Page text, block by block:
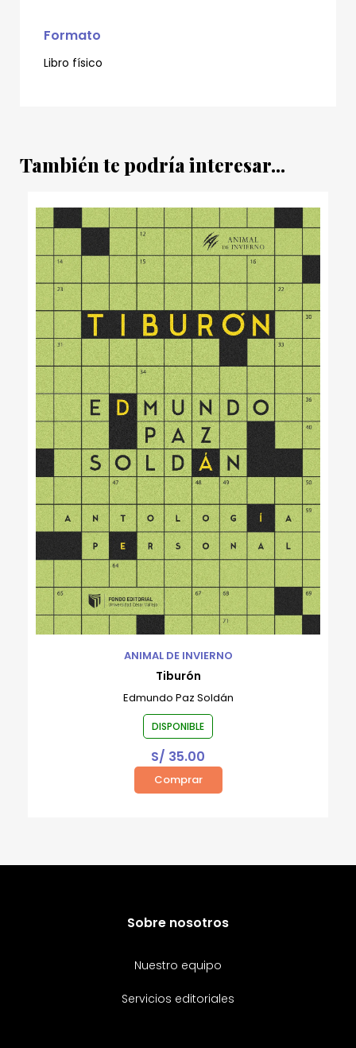
Formato
Libro físico
También te podría interesar...
ANIMAL DE INVIERNO
Tiburón
Edmundo Paz Soldán
DISPONIBLE
S/ 35.00
Comprar
Sobre nosotros
Nuestro equipo
Servicios editoriales